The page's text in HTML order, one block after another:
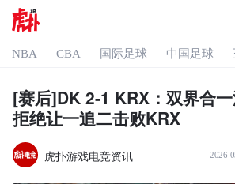
NBA CBA 国际足球 中国足球
[赛后]DK 2-1 KRX：双界合
拒绝让一追二击败KRX
虎扑游戏电竞资讯 2026-